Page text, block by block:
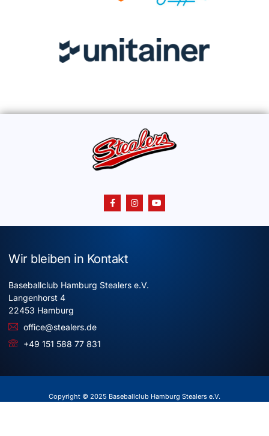
Wir bleiben in Kontakt
Baseballclub Hamburg Stealers e.V.
Langenhorst 4
22453 Hamburg
office@stealers.de
+49 151 588 77 831
Copyright © 2025 Baseballclub Hamburg Stealers e.V.